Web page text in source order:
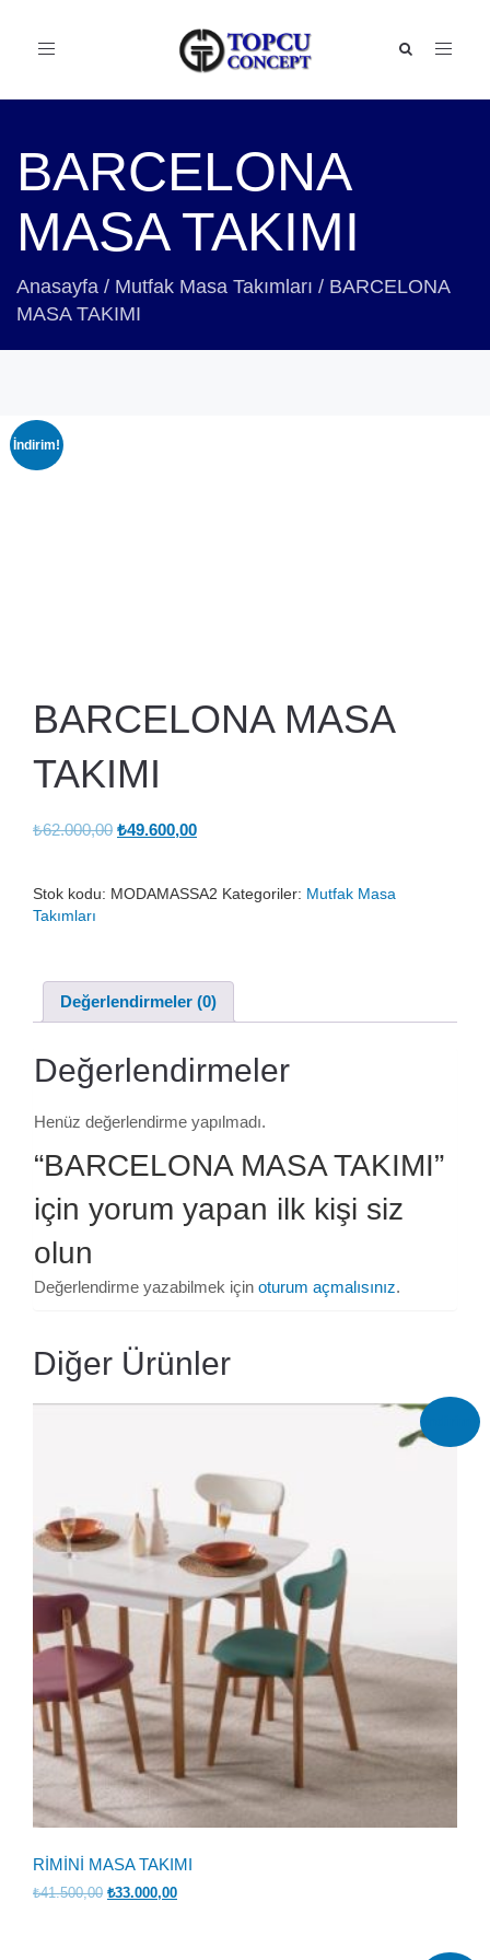
Toggle
BARCELONA
MASA TAKIMI
Anasayfa / Mutfak Masa Takımları / BARCELONA
MASA TAKIMI
İndirim!
BARCELONA MASA
TAKIMI
₺62.000,00 Orijinal
₺49.600,00Şu
₺49.600,00.
Stok kodu: MODAMASSA2 Kategoriler: Mutfak Masa
Takımları
Değerlendirmeler (0)
Değerlendirmeler
Henüz değerlendirme yapılmadı.
“BARCELONA MASA TAKIMI”
için yorum yapan ilk kişi siz
olun
Değerlendirme yazabilmek için oturum açmalısınız.
Diğer Ürünler
RİMİNİ MASA TAKIMI
₺41.500,00 Orijinal
₺33.000,00Şu